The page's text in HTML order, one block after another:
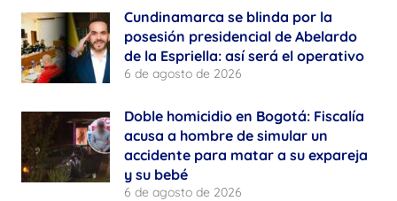
Cundinamarca se blinda por la
posesión presidencial de Abelardo
de la Espriella: así será el operativo
6 de agosto de 2026
Doble homicidio en Bogotá: Fiscalía
acusa a hombre de simular un
accidente para matar a su expareja
y su bebé
6 de agosto de 2026